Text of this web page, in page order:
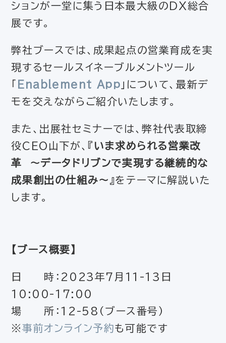
ションが一堂に集う日本最大級のDX総合
展です。
弊社ブースでは、成果起点の営業育成を実
現するセールスイネーブルメントツール
Enablement App 」について、最新デ
モを交えながらご紹介いたします。
また、出展社セミナーでは、弊社代表取締
役CEO山下が、『 いま求められる営業改
革 〜データドリブンで実現する継続的な
成果創出の仕組み〜 』をテーマに解説いた
します。
【ブース概要】
日 時：2023年7月11-13日
10:00-17:00
場 所：12-58（ブース番号）
※事前オンライン予約も可能です